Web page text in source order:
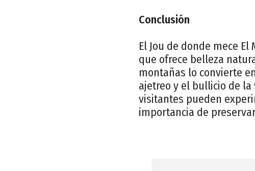
Conclusión
El Jou de donde mece
que ofrece belleza
montañas lo convierte
ajetreo y el bullicio de la
visitantes pueden
importancia de